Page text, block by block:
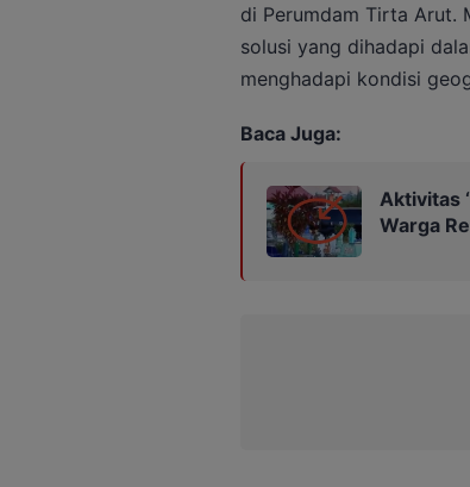
di Perumdam Tirta Arut.
solusi yang dihadapi
menghadapi kondisi
Baca Juga:
Aktivitas
Warga